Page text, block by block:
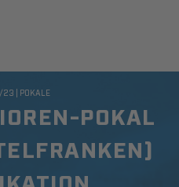
POKAL
| POKALE